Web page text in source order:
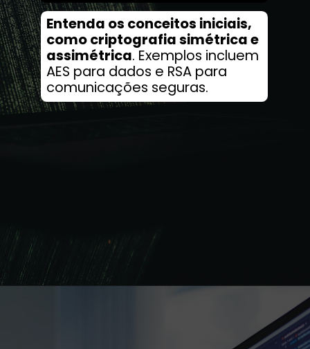
Entenda os conceitos iniciais,
como criptografia simétrica e
assimétrica. Exemplos incluem
AES para dados e RSA para
comunicações seguras.